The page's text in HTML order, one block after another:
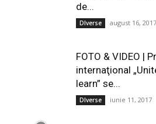
de...
DIverse august 16, 2017
FOTO & VIDEO |
internaţional
learn” se...
DIverse iunie 11, 2017